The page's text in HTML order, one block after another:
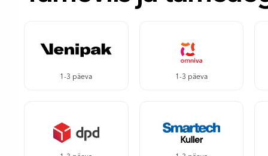
1-3 päeva 1-3 päeva